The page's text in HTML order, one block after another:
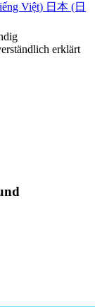
Việt) 日本 (日
erklärt